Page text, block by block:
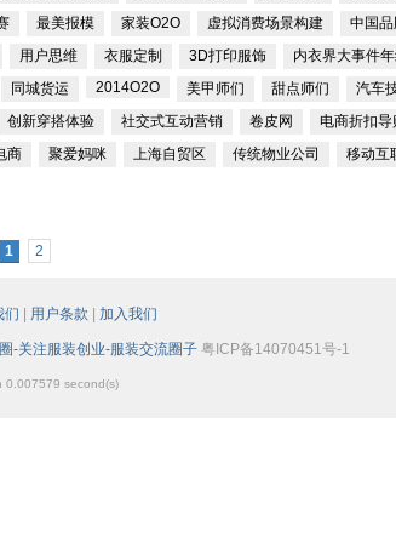
最美报模 家装O2O 虚拟消费场景构建 中国
用户思维 衣服定制 3D打印服饰 内衣界大事件
同城货运 2014O2O 美甲师们 甜点师们 汽车
创新穿搭体验 社交式互动营销 卷皮网 电商折扣导
商 聚爱妈咪 上海自贸区 传统物业公司 移动互
1 2
们 用户条款 加入我们
-关注服装创业-服装交流圈子粤ICP备14070451号-1
0.007579 second(s)